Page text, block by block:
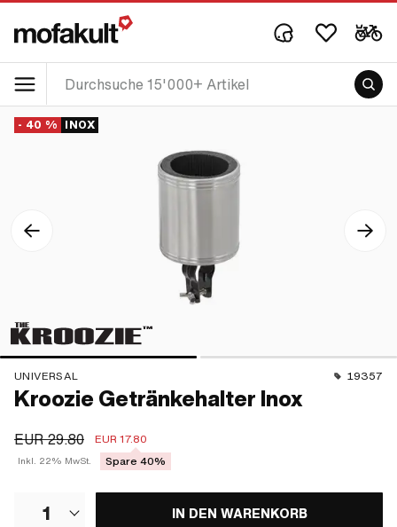
- 40 % INOX
UNIVERSAL 19357
Kroozie Getränkehalter Inox
EUR 29.80 EUR 17.80
Inkl. 22% MwSt. Spare 40%
1 IN DEN WARENKORB